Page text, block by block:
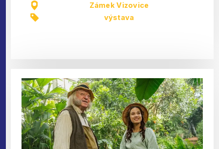
Zámek Vizovice
výstava